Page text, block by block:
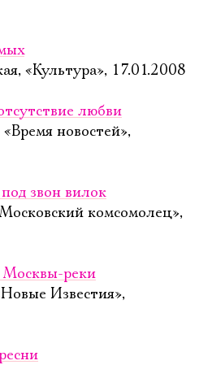
«Культура», 17.01.2008
любви
новостей»,
звон вилок
комсомолец»,
Москвы-реки
Известия»,